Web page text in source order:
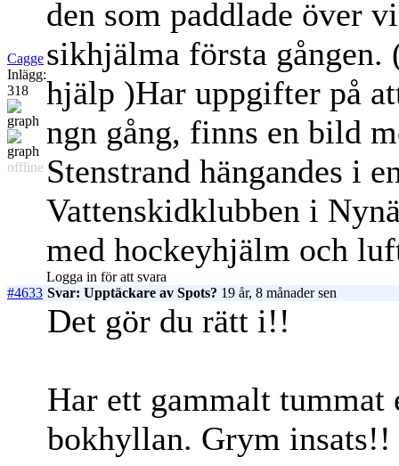
Cagge
Inlägg:
318
offline
den som paddlade över
sikhjälma första gången.
hjälp )Har uppgifter på
ngn gång, finns en bild
Stenstrand hängandes i
Vattenskidklubben i
med hockeyhjälm och
Logga in för att svara
#4633 Svar: Upptäckare av Spots? 19 år, 8 månader sen
Det gör du rätt i!!
Har ett gammalt tummat
bokhyllan. Grym insats!!